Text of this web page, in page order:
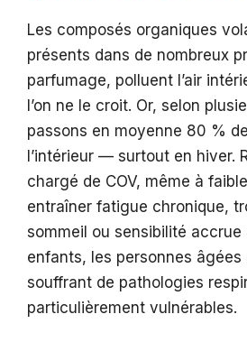
Les composés organiques
présents dans de nombreux
parfumage, polluent l’air
l’on ne le croit. Or, selon
passons en moyenne 80 %
l’intérieur — surtout en hiver.
chargé de COV, même à
entraîner fatigue chronique,
sommeil ou sensibilité accrue
enfants, les personnes âgées
souffrant de pathologies
particulièrement vulnérables.